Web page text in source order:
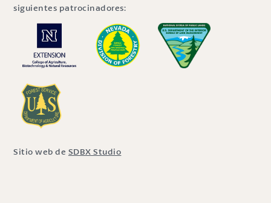
siguientes patrocinadores:
Sitio web de SDBX Studio